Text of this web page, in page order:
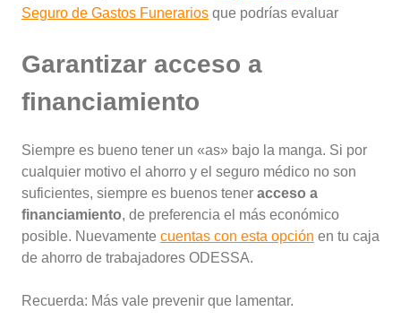
Seguro de Gastos Funerarios que podrías evaluar
Garantizar acceso a
financiamiento
Siempre es bueno tener un «as» bajo la manga. Si por
cualquier motivo el ahorro y el seguro médico no son
suficientes, siempre es buenos tener acceso a
financiamiento, de preferencia el más económico
posible. Nuevamente cuentas con esta opción en tu caja
de ahorro de trabajadores ODESSA.
Recuerda: Más vale prevenir que lamentar.